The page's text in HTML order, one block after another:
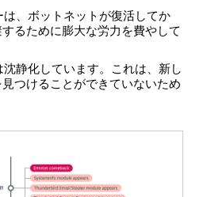
、ボットネットが復活してか
るために膨大な労力を費やして
静化しています。これは、新し
つけることができていないため